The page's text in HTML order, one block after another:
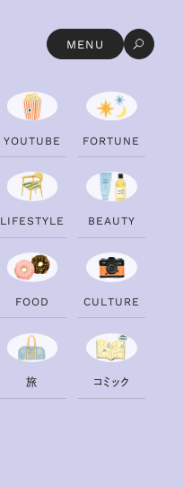
MENU
YOUTU B E FORTU N E
LI FESTYLE B EAUTY
FOOD CU LTU RE
旅 コ ミ ック